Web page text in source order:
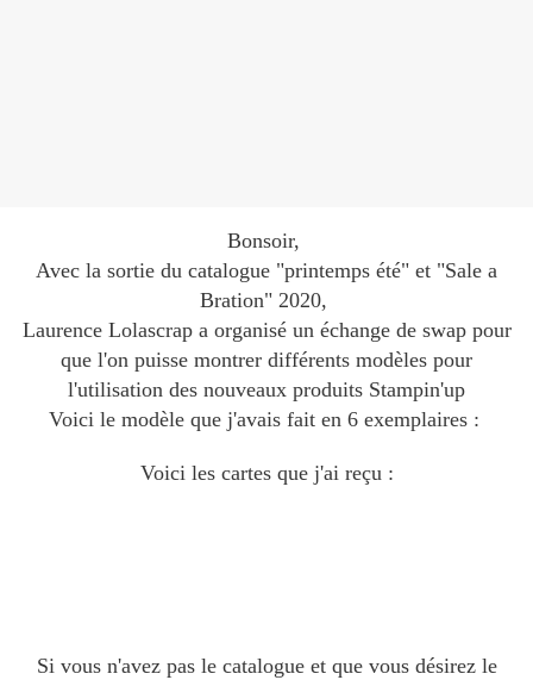
Bonsoir,
Avec la sortie du catalogue "printemps été" et "Sale a
Bration" 2020,
Laurence Lolascrap a organisé un échange de swap pour
que l'on puisse montrer différents modèles pour
l'utilisation des nouveaux produits Stampin'up
Voici le modèle que j'avais fait en 6 exemplaires :
Voici les cartes que j'ai reçu :
Si vous n'avez pas le catalogue et que vous désirez le